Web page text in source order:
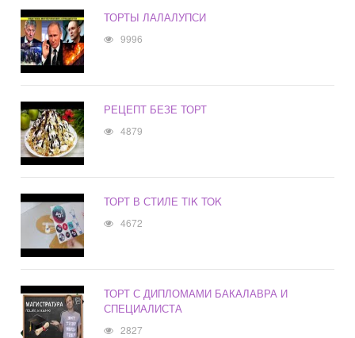
ТОРТЫ ЛАЛАЛУПСИ
9996
РЕЦЕПТ БЕЗЕ ТОРТ
4879
ТОРТ В СТИЛЕ TIK TOK
4672
ТОРТ С ДИПЛОМАМИ БАКАЛАВРА И
СПЕЦИАЛИСТА
2827